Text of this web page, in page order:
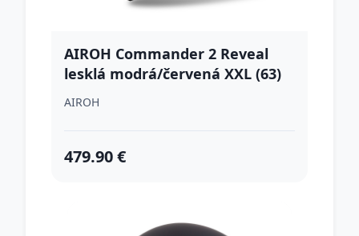
AIROH Commander 2 Reveal
lesklá modrá/červená XXL (63)
AIROH
479.90 €